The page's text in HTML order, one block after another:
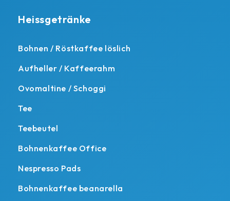
Heissgetränke
Bohnen / Röstkaffee löslich
Aufheller / Kaffeerahm
Ovomaltine / Schoggi
Tee
Teebeutel
Bohnenkaffee Office
Nespresso Pads
Bohnenkaffee beanarella